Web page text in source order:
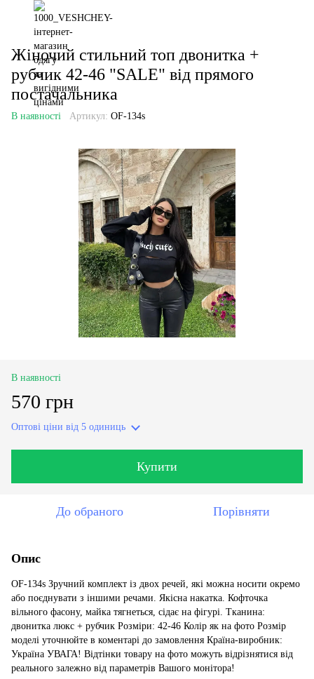
Жіночий стильний топ двонитка +
рубчик 42-46 "SALE" від прямого
постачальника
В наявності Артикул: OF-134s
В наявності
570 грн
Оптові ціни від 5 одиниць
Купити
До обраного Порівняти
Опис
OF-134s Зручний комплект із двох речей, які можна носити окремо
або поєднувати з іншими речами. Якісна накатка. Кофточка
вільного фасону, майка тягнеться, сідає на фігурі. Тканина:
двонитка люкс + рубчик Розміри: 42-46 Колір як на фото Розмір
моделі уточнюйте в коментарі до замовлення Країна-виробник:
Україна УВАГА! Відтінки товару на фото можуть відрізнятися від
реального залежно від параметрів Вашого монітора!